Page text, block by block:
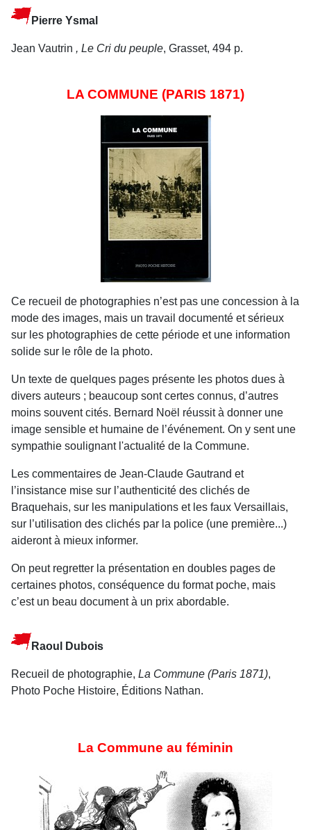
Pierre Ysmal
Jean Vautrin , Le Cri du peuple, Grasset, 494 p.
LA COMMUNE (PARIS 1871)
Ce recueil de photographies n’est pas une concession à la
mode des images, mais un travail documenté et sérieux
sur les photographies de cette période et une information
solide sur le rôle de la photo.
Un texte de quelques pages présente les photos dues à
divers auteurs ; beaucoup sont certes connus, d’autres
moins souvent cités. Bernard Noël réussit à donner une
image sensible et humaine de l’événement. On y sent une
sympathie soulignant l'actualité de la Commune.
Les commentaires de Jean-Claude Gautrand et
l’insistance mise sur l’authenticité des clichés de
Braquehais, sur les manipulations et les faux Versaillais,
sur l’utilisation des clichés par la police (une première...)
aideront à mieux informer.
On peut regretter la présentation en doubles pages de
certaines photos, conséquence du format poche, mais
c’est un beau document à un prix abordable.
Raoul Dubois
Recueil de photographie, La Commune (Paris 1871),
Photo Poche Histoire, Éditions Nathan.
La Commune au féminin